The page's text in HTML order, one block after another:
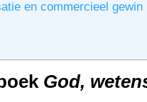
en commercieel gewin
God,